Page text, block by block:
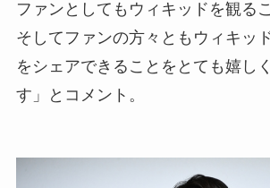
ファンとしてもウィキッドを観る
そしてファンの方々ともウィキッ
をシェアできることをとても嬉し
す」とコメント。